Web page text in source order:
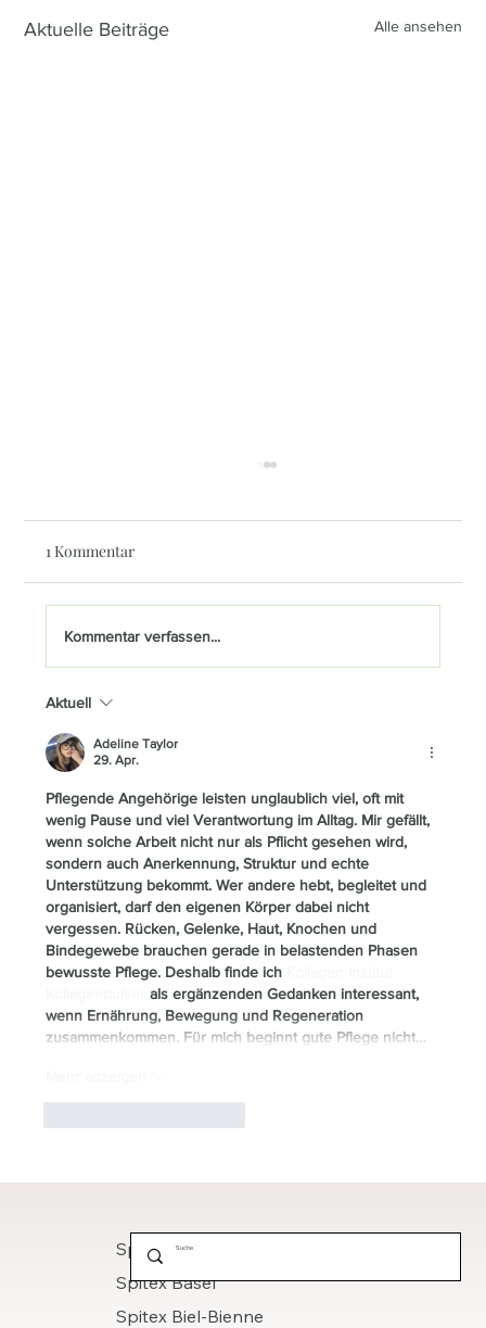
Aktuelle Beiträge Alle ansehen
rechtliche Aspekte für Senioren und
Angehörige
1 Kommentar
Kommentar verfassen...
Aktuell
Adeline Taylor
29. Apr.
Pflegende Angehörige leisten unglaublich viel, oft mit
wenig Pause und viel Verantwortung im Alltag. Mir gefällt,
wenn solche Arbeit nicht nur als Pflicht gesehen wird,
sondern auch Anerkennung, Struktur und echte
Unterstützung bekommt. Wer andere hebt, begleitet und
organisiert, darf den eigenen Körper dabei nicht
vergessen. Rücken, Gelenke, Haut, Knochen und
Bindegewebe brauchen gerade in belastenden Phasen
bewusste Pflege. Deshalb finde ich
als ergänzenden Gedanken interessant,
wenn Ernährung, Bewegung und Regeneration
zusammenkommen. Für mich beginnt gute Pflege nicht…
Spitex Bern
Spitex Basel
Spitex Biel-Bienne